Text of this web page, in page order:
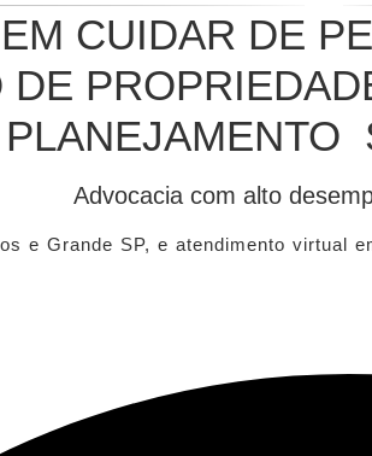
CUIDAR DE
PLANEJAMENTO
Advocacia com alto
e Grande SP, e atendimento virtual